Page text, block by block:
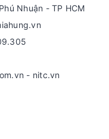
Nhuận - TP HCM
- nitc.vn